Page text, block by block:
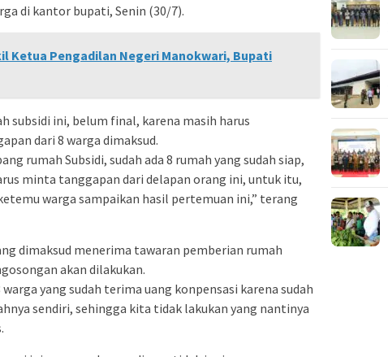
di kantor bupati, Senin (30/7).
Ketua Pengadilan Negeri Manokwari, Bupati
subsidi ini, belum final, karena masih harus
dari 8 warga dimaksud.
rumah Subsidi, sudah ada 8 rumah yang sudah siap,
minta tanggapan dari delapan orang ini, untuk itu,
warga sampaikan hasil pertemuan ini,” terang
dimaksud menerima tawaran pemberian rumah
akan dilakukan.
yang sudah terima uang konpensasi karena sudah
sendiri, sehingga kita tidak lakukan yang nantinya